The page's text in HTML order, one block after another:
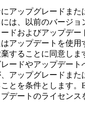
アップグレードま
は、以前のバージ
ドおよびアップデ
アップデートを使
することに同意し
ードやアップデー
アップグレードま
とを条件とします
デートのライセン